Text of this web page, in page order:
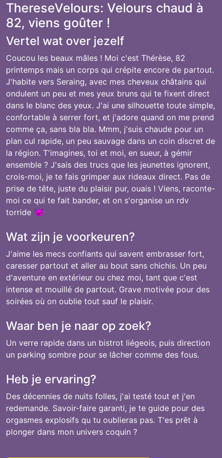
ThereseVelours: Velours chaud à
82, viens goûter !
Vertel wat over jezelf
Coucou les beaux mâles ! Moi c'est Thérèse, 82
printemps mais un corps qui crépite encore de partout.
J'habite vers Seraing, avec mes cheveux châtains qui
ondulent un peu et mes yeux bruns qui te fixent direct
dans le blanc des yeux. J'ai une silhouette toute simple,
confortable à serrer fort, et j'adore quand on me prend
comme ça, sans bla bla. Mmm, j'suis chaude pour un
plan cul rapide, un peu sauvage dans un coin discret de
la région. T'imagines, toi et moi, en sueur, à gémir
ensemble ? J'sais des trucs que les jeunettes ignorent,
crois-moi, je te fais grimper aux rideaux direct. Pas de
prise de tête, juste du plaisir pur, ouais ! Viens, raconte-
moi ce qui te fait bander, et on s'organise un rdv
torride 😈
Wat zijn je voorkeuren?
J'aime les mecs confiants qui savent embrasser fort,
caresser partout et aller au bout sans chichis. Un peu
d'aventure en extérieur ou chez moi, tant que c'est
intense et mouillé de partout. Grave motivée pour des
soirées où on oublie tout sauf le plaisir.
Waar ben je naar op zoek?
Un verre rapide dans un bistrot liégeois, puis direction
un parking sombre pour se lâcher comme des fous.
Heb je ervaring?
Des décennies de nuits folles, j'ai testé tout et j'en
redemande. Savoir-faire garanti, je te guide pour des
orgasmes explosifs qu tu oublieras pas. T'es prêt à
plonger dans mon univers coquin ?